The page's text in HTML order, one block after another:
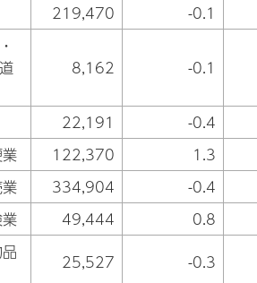
219,470 -0.1
8,162 -0.1
22,191 -0.4
122,370 1.3
334,904 -0.4
49,444 0.8
25,527 -0.3